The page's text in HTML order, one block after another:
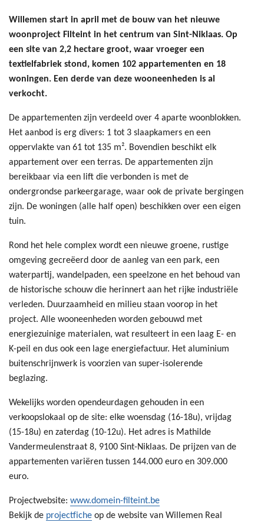
Willemen start in april met de bouw van het nieuwe
woonproject Filteint in het centrum van Sint-Niklaas. Op
een site van 2,2 hectare groot, waar vroeger een
textielfabriek stond, komen 102 appartementen en 18
woningen. Een derde van deze wooneenheden is al
verkocht.
De appartementen zijn verdeeld over 4 aparte woonblokken.
Het aanbod is erg divers: 1 tot 3 slaapkamers en een
oppervlakte van 61 tot 135 m². Bovendien beschikt elk
appartement over een terras. De appartementen zijn
bereikbaar via een lift die verbonden is met de
ondergrondse parkeergarage, waar ook de private bergingen
zijn. De woningen (alle half open) beschikken over een eigen
tuin.
Rond het hele complex wordt een nieuwe groene, rustige
omgeving gecreëerd door de aanleg van een park, een
waterpartij, wandelpaden, een speelzone en het behoud van
de historische schouw die herinnert aan het rijke industriële
verleden. Duurzaamheid en milieu staan voorop in het
project. Alle wooneenheden worden gebouwd met
energiezuinige materialen, wat resulteert in een laag E- en
K-peil en dus ook een lage energiefactuur. Het aluminium
buitenschrijnwerk is voorzien van super-isolerende
beglazing.
Wekelijks worden opendeurdagen gehouden in een
verkoopslokaal op de site: elke woensdag (16-18u), vrijdag
(15-18u) en zaterdag (10-12u). Het adres is Mathilde
Vandermeulenstraat 8, 9100 Sint-Niklaas. De prijzen van de
appartementen variëren tussen 144.000 euro en 309.000
euro.
Projectwebsite: www.domein-filteint.be
Bekijk de projectfiche op de website van Willemen Real